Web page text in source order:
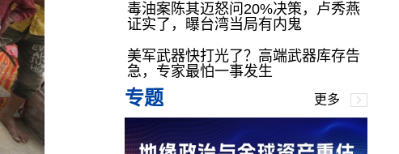
毒油案陈其迈怒问20%决策，卢秀燕
证实了，曝台湾当局有内鬼
美军武器快打光了？高端武器库存告
急，专家最怕一事发生
专题 更多